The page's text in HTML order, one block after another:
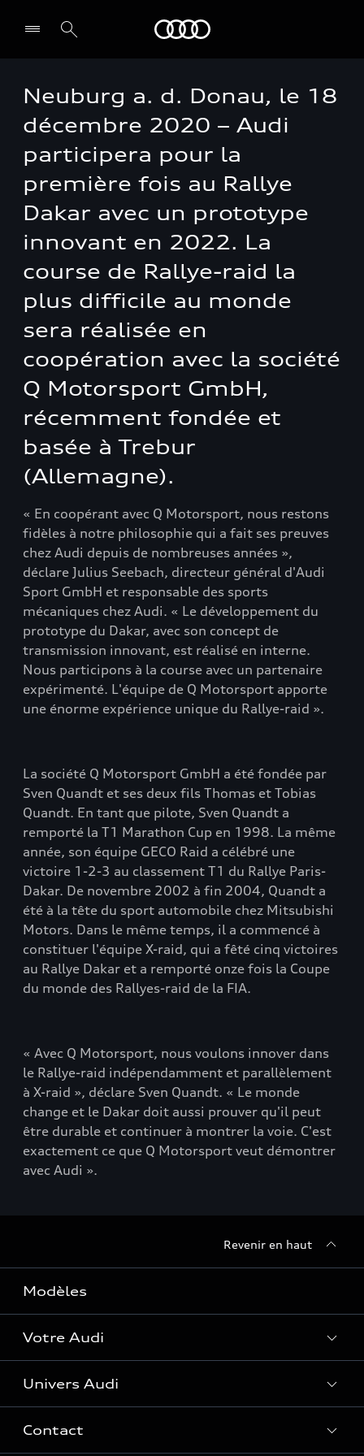
Select dealer
Neuburg a. d. Donau, le 18
décembre 2020 – Audi
participera pour la
première fois au Rallye
Dakar avec un prototype
innovant en 2022. La
course de Rallye-raid la
plus difficile au monde
sera réalisée en
coopération avec la société
Q Motorsport GmbH,
récemment fondée et
basée à Trebur
(Allemagne).
« En coopérant avec Q Motorsport, nous restons
fidèles à notre philosophie qui a fait ses preuves
chez Audi depuis de nombreuses années »,
déclare Julius Seebach, directeur général d'Audi
Sport GmbH et responsable des sports
mécaniques chez Audi. « Le développement du
prototype du Dakar, avec son concept de
transmission innovant, est réalisé en interne.
Nous participons à la course avec un partenaire
expérimenté. L'équipe de Q Motorsport apporte
une énorme expérience unique du Rallye-raid ».
La société Q Motorsport GmbH a été fondée par
Sven Quandt et ses deux fils Thomas et Tobias
Quandt. En tant que pilote, Sven Quandt a
remporté la T1 Marathon Cup en 1998. La même
année, son équipe GECO Raid a célébré une
victoire 1-2-3 au classement T1 du Rallye Paris-
Dakar. De novembre 2002 à fin 2004, Quandt a
été à la tête du sport automobile chez Mitsubishi
Motors. Dans le même temps, il a commencé à
constituer l'équipe X-raid, qui a fêté cinq victoires
au Rallye Dakar et a remporté onze fois la Coupe
du monde des Rallyes-raid de la FIA.
« Avec Q Motorsport, nous voulons innover dans
le Rallye-raid indépendamment et parallèlement
à X-raid », déclare Sven Quandt. « Le monde
change et le Dakar doit aussi prouver qu'il peut
être durable et continuer à montrer la voie. C'est
exactement ce que Q Motorsport veut démontrer
avec Audi ».
Revenir en haut
Modèles
Votre Audi
Entretenir et réparer mon Audi
Accessoires et équipements
Univers Audi
Histoire du progrès
Contact